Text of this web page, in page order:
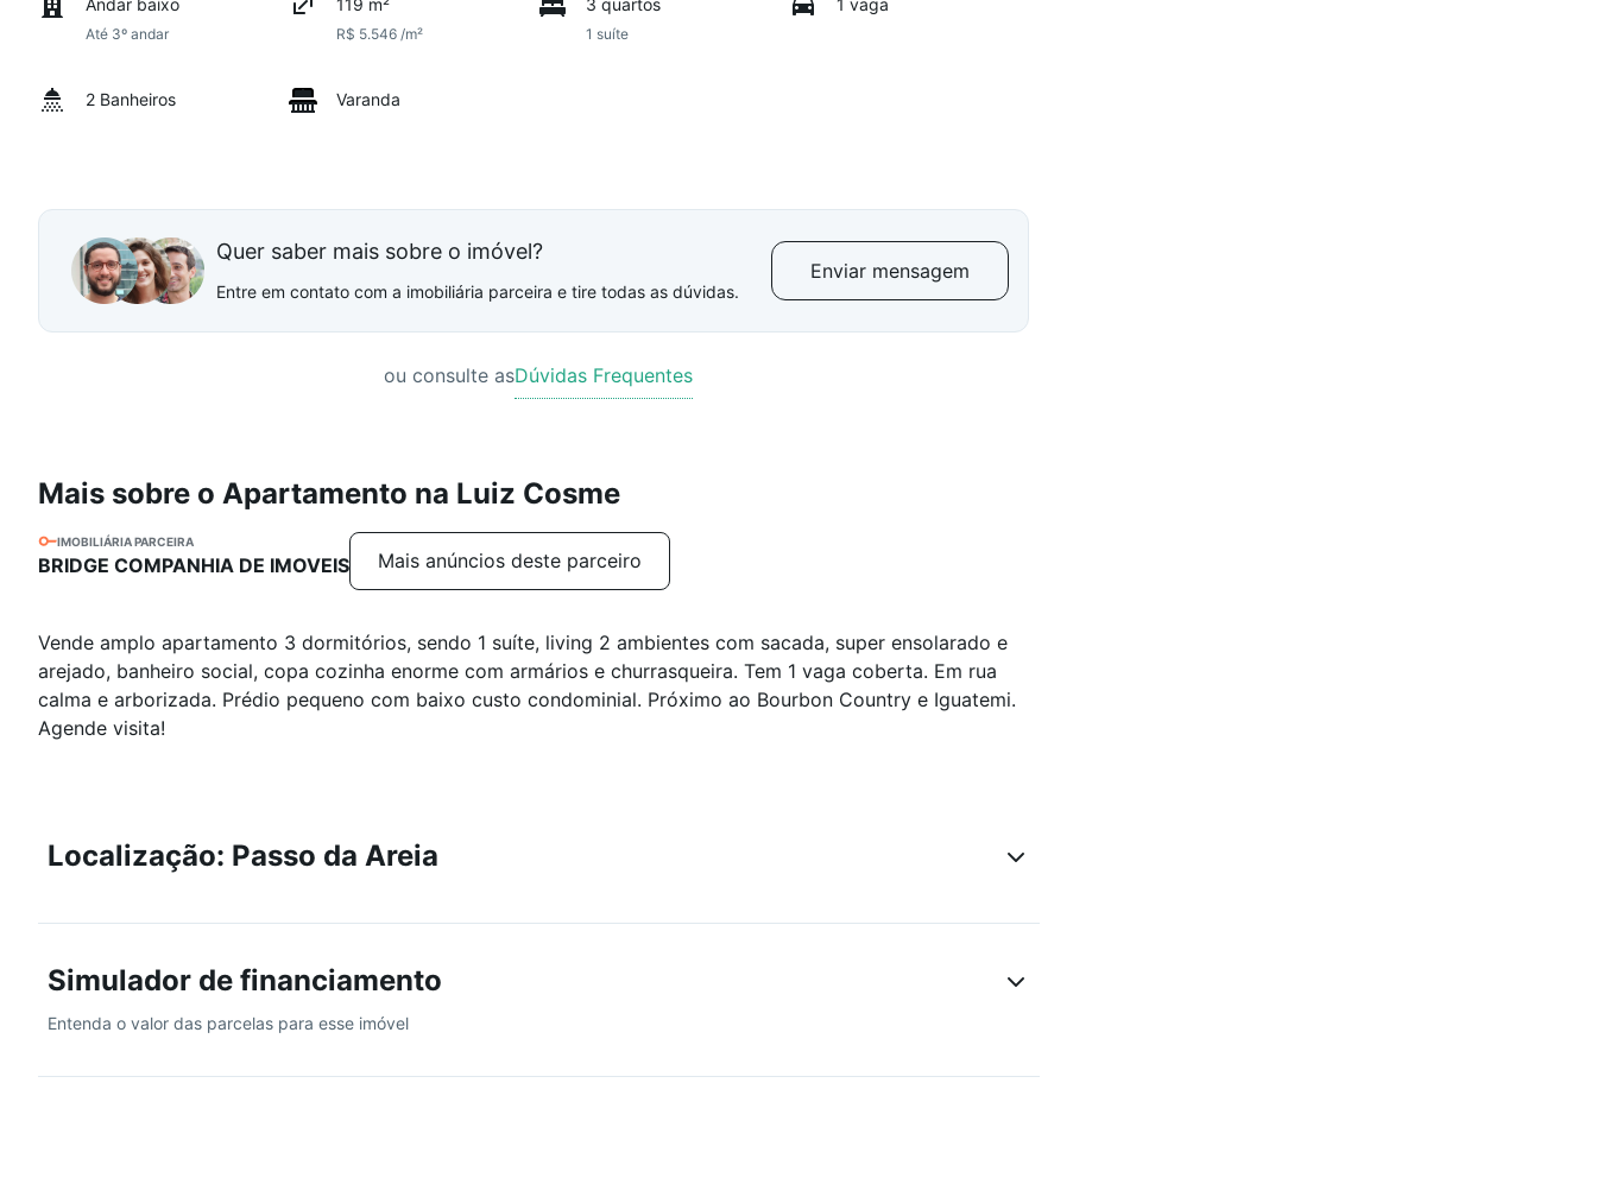
Andar baixo
Até 3º andar
119 m²
R$ 5.546 /m²
3 quartos
1 suíte
1 vaga
2 Banheiros Varanda
Quer saber mais sobre o imóvel?
Entre em contato com a imobiliária parceira e tire todas as dúvidas.
Enviar mensagem
ou consulte asDúvidas Frequentes
Mais sobre o Apartamento na Luiz Cosme
IMOBILIÁRIA PARCEIRA
BRIDGE COMPANHIA DE IMOVEIS Mais anúncios deste parceiro
Vende amplo apartamento 3 dormitórios, sendo 1 suíte, living 2 ambientes com sacada, super ensolarado e
arejado, banheiro social, copa cozinha enorme com armários e churrasqueira. Tem 1 vaga coberta. Em rua
calma e arborizada. Prédio pequeno com baixo custo condominial. Próximo ao Bourbon Country e Iguatemi.
Agende visita!
Localização: Passo da Areia
Simulador de financiamento
Entenda o valor das parcelas para esse imóvel